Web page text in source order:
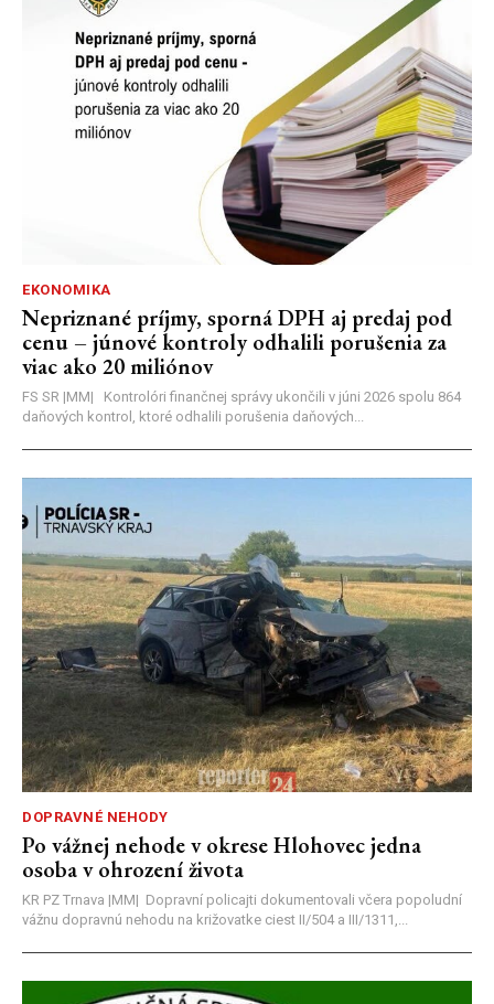
EKONOMIKA
Nepriznané príjmy, sporná DPH aj predaj pod
cenu – júnové kontroly odhalili porušenia za
viac ako 20 miliónov
FS SR |MM| Kontrolóri finančnej správy ukončili v júni 2026 spolu 864
daňových kontrol, ktoré odhalili porušenia daňových...
DOPRAVNÉ NEHODY
Po vážnej nehode v okrese Hlohovec jedna
osoba v ohrození života
KR PZ Trnava |MM| Dopravní policajti dokumentovali včera popoludní
vážnu dopravnú nehodu na križovatke ciest II/504 a III/1311,...